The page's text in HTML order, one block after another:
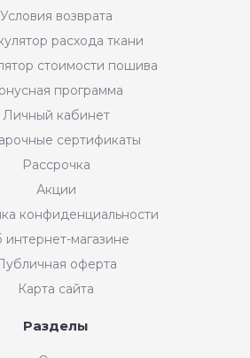
Условия возврата
расхода ткани
стоимости пошива
программа
Личный кабинет
сертификаты
Рассрочка
Акции
конфиденциальности
интернет-магазине
оферта
Карта сайта
Разделы